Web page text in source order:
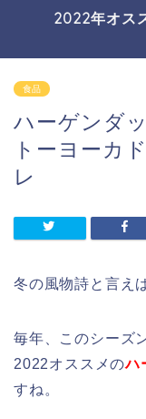
2022年オス
食品
ハーゲンダ
トーヨーカ
レ
冬の風物詩と言え
毎年、このシーズ
2022オススメのハ
すね。